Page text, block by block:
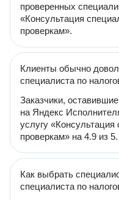
проверенных
«Консультация
проверкам».
Клиенты обычно
специалиста по
Заказчики,
на Яндекс
услугу
проверкам» на 4.9 из 5.
Как выбрать
специалиста по